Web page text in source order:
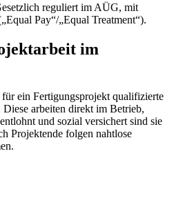
reguliert im AÜG, mit
Pay“/„Equal Treatment“).
im
ein Fertigungsprojekt qualifizierte
arbeiten direkt im Betrieb,
und sozial versichert sind sie
Projektende folgen nahtlose